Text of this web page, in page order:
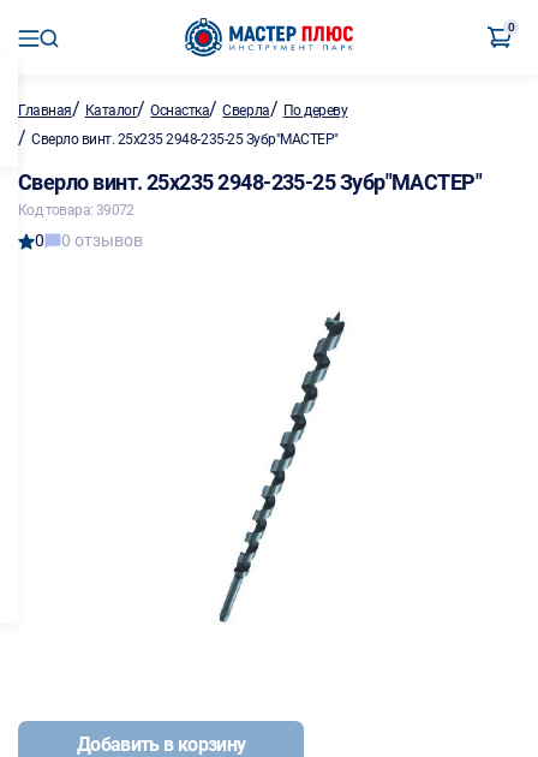
0
Главная/ Каталог/Оснастка/Сверла/ По дереву
/ Сверло винт. 25х235 2948-235-25 Зубр"МАСТЕР"
Сверло винт. 25х235 2948-235-25 Зубр"МАСТЕР"
Код товара: 39072
0 0 отзывов
Добавить в корзину